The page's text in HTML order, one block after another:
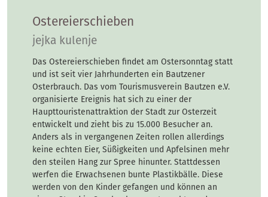
Ostereierschieben
jejka kulenje
Das Ostereierschieben findet am Ostersonntag statt
und ist seit vier Jahrhunderten ein Bautzener
Osterbrauch. Das vom Tourismusverein Bautzen e.V.
organisierte Ereignis hat sich zu einer der
Haupttouristenattraktion der Stadt zur Osterzeit
entwickelt und zieht bis zu 15.000 Besucher an.
Anders als in vergangenen Zeiten rollen allerdings
keine echten Eier, Süßigkeiten und Apfelsinen mehr
den steilen Hang zur Spree hinunter. Stattdessen
werfen die Erwachsenen bunte Plastikbälle. Diese
werden von den Kinder gefangen und können an